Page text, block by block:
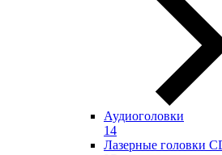
Аудиоголовки
14
Лазерные головки